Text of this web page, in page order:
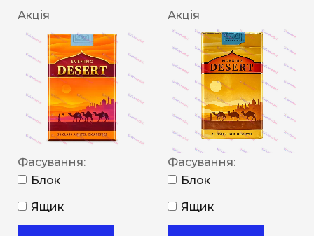
Акція
Фасування:
Блок
Ящик
Акція
Фасування:
Блок
Ящик